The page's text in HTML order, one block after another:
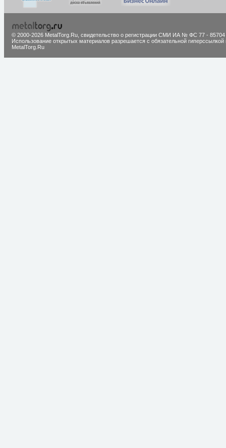
© 2000-2026 MetalTorg.Ru, cвидетельство о регистрации СМИ ИА № ФС 77 - 85704
Использование открытых материалов разрешается с обязательной гиперссылкой
MetalTorg.Ru